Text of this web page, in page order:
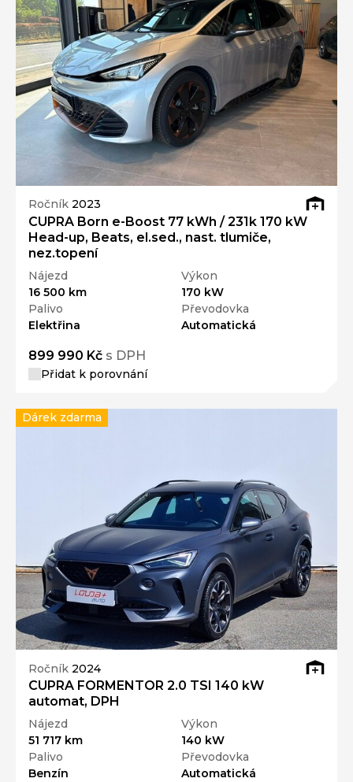
Ročník 2023
CUPRA Born e-Boost 77 kWh / 231k 170 kW
Head-up, Beats, el.sed., nast. tlumiče,
nez.topení
Nájezd
16 500 km
Výkon
170 kW
Palivo
Elektřina
Převodovka
Automatická
899 990 Kč s DPH
Přidat k porovnání
Ročník 2024
CUPRA FORMENTOR 2.0 TSI 140 kW
automat, DPH
Nájezd
51 717 km
Výkon
140 kW
Palivo
Benzín
Převodovka
Automatická
Dárek zdarma